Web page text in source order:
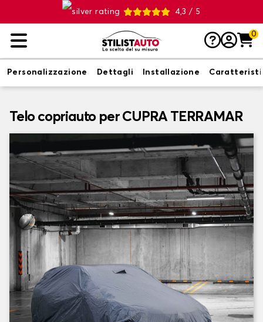
4,3 / 5
0
Personalizzazione Dettagli Installazione
Telo copriauto per CUPRA TERRAMAR